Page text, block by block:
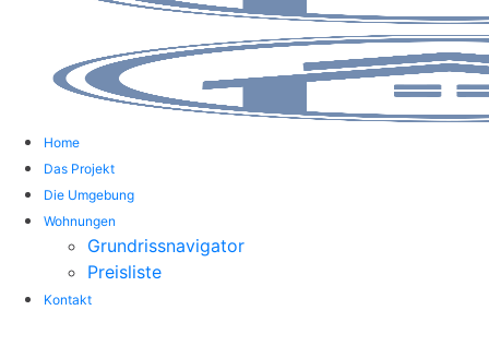
Home
Das Projekt
Die Umgebung
Wohnungen
Grundrissnavigator
Preisliste
Kontakt